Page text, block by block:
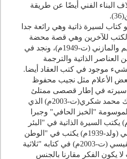
البناء الفني أيضًا عن طريقة
36
).
لسيرة ذاتية وهي رائعة جدا
الكتب للآخرين وهي قصة محضة
والمازني (ت-1949م)، ونجد في
العناصر الذاتية والترجمة
موجود في كتب العقاد أيضا.
الأعلام مثل نجيب محفوظ
في إطار قصصى ممتلئ
محمد شكري(ت-2003م) الذي
"الخبز الحافي" وجبرا
يكتب السيرة الذاتية في "البئر
(ولد-1939م) يكتب في "الوطن
(ت-2003م) في كتابه "ثلاثية
يكون الفكر مقارنا بالجنس